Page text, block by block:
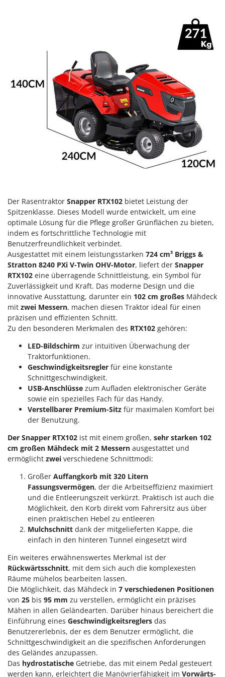
Kompressoren - elektrisch
Kompressoren für Ernte und Baumschnitt
Kreiseleggen
Küchenreiben - elektrisch
Kükenaufzuchtboxen
Laderampe aus Aluminium
Laubsauger - Laubbläser
Luftkühler
M
Mähroboter
Maisentkörnungsmaschinen
Manuelle Heckenscheren
Mehrzweck-Sauggeräte
Minibacköfen
Motorhacken - Gartenfräsen
Motorspritzen
Notstromaggregat
Nudelmaschinen
Obstmühlen Obsthäcksler Obstmuser
Obstpressen
Olivenernter und Schüttler
P
Pelletpressen
Pflüge für Traktor
Planierschilder für Traktoren
Plasmaschneider
Poolroboter
Pools
Poolstaubsauger
R
Rasenmäher
Rasensodenschneider
Rasentraktoren Aufsitzmäher
Rasentrimmer - Kantenschneider
Rasentrimmer - Motorsensen - Freischneider
Edilmark
Einhell
Energy Gruppi
Enotecnica Pillan
EuroMech
F
FAC
Fama Industrie
Famag
Famur
FARMER
FBC
Ferrari Group
Ferroni
Ferrua
FIEM
Fimar
FINI
Fiorentini
Fiskars
Fontana Forni
Forest Master
Francini
G3 Ferrari
Gardena
Garofalo
GeoTech Pro
Gierre
Ginko - MGM
Gipeco
Girmi
Goodyear
GRAEF
Gre
Der Rasentraktor Snapper RTX102 bietet Leistung der
Spitzenklasse. Dieses Modell wurde entwickelt, um eine
optimale Lösung für die Pflege großer Grünflächen zu bieten,
indem es fortschrittliche Technologie mit
Benutzerfreundlichkeit verbindet.
Ausgestattet mit einem leistungsstarken 724 cm³ Briggs &
Stratton 8240 PXi V-Twin OHV-Motor, liefert der Snapper
RTX102 eine überragende Schnittleistung, ein Symbol für
Zuverlässigkeit und Kraft. Das moderne Design und die
innovative Ausstattung, darunter ein 102 cm großes Mähdeck
mit zwei Messern, machen diesen Traktor ideal für einen
präzisen und effizienten Schnitt.
Zu den besonderen Merkmalen des RTX102 gehören:
LED-Bildschirm zur intuitiven Überwachung der
Traktorfunktionen.
Geschwindigkeitsregler für eine konstante
Schnittgeschwindigkeit.
USB-Anschlüsse zum Aufladen elektronischer Geräte
sowie ein spezielles Fach für das Handy.
Verstellbarer Premium-Sitz für maximalen Komfort bei
der Benutzung.
Der Snapper RTX102 ist mit einem großen, sehr starken 102
cm großen Mähdeck mit 2 Messern ausgestattet und
ermöglicht zwei verschiedene Schnittmodi:
Großer Auffangkorb mit 320 Litern
Fassungsvermögen, der die Arbeitseffizienz maximiert
und die Entleerungszeit verkürzt. Praktisch ist auch die
Möglichkeit, den Korb direkt vom Fahrersitz aus über
einen praktischen Hebel zu entleeren
Mulchschnitt dank der mitgelieferten Kappe, die
einfach in den hinteren Tunnel eingesetzt wird
Ein weiteres erwähnenswertes Merkmal ist der
Rückwärtsschnitt, mit dem sich auch die komplexesten
Räume mühelos bearbeiten lassen.
Die Möglichkeit, das Mähdeck in 7 verschiedenen Positionen
von 25 bis 95 mm zu verstellen, ermöglicht ein präzises
Mähen in allen Geländearten. Darüber hinaus bereichert die
Einführung eines Geschwindigkeitsreglers das
Benutzererlebnis, der es dem Benutzer ermöglicht, die
Schnittgeschwindigkeit an die spezifischen Anforderungen
des Geländes anzupassen.
Das hydrostatische Getriebe, das mit einem Pedal gesteuert
werden kann, erleichtert die Manövrierfähigkeit im Vorwärts-